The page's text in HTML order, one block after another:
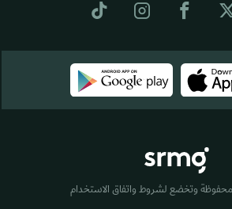
وتخضع لشروط واتفاق الاستخدام